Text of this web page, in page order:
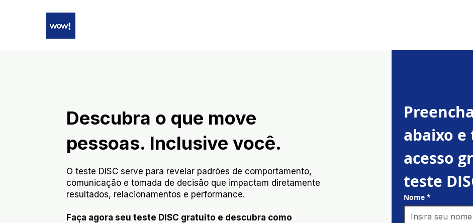
Descubra o que move
pessoas. Inclusive você.
O teste DISC serve para revelar padrões de comportamento,
comunicação e tomada de decisão que impactam diretamente
resultados, relacionamentos e performance.
Faça agora seu teste DISC gratuito e descubra como
abaixo e
acesso
teste
Nome *